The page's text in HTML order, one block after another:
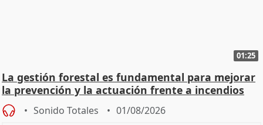
01:25
La gestión forestal es fundamental para mejorar
la prevención y la actuación frente a incendios
Sonido Totales 01/08/2026